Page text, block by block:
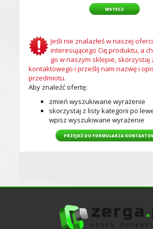
WSTECZ
Jeśli nie znalazłeś w naszej
interesującego Cię produktu, a
go w naszym sklepie, skorzystaj
kontaktowego i prześlij nam nazwę i
przedmiotu.
Aby znaleźć ofertę:
zmień wyszukiwane wyrażenie
skorzystaj z listy kategorii po
wpisz wyszukiwane wyrażenie
PRZEJDŹ DO FORMULARZA